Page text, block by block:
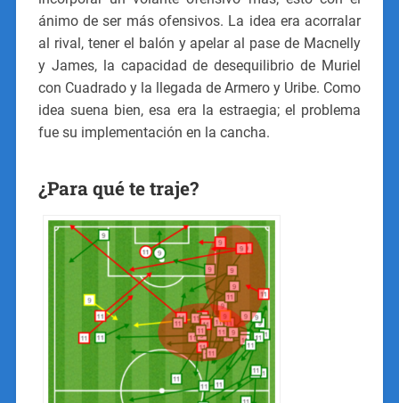
ánimo de ser más ofensivos. La idea era acorralar
al rival, tener el balón y apelar al pase de Macnelly
y James, la capacidad de desequilibrio de Muriel
con Cuadrado y la llegada de Armero y Uribe. Como
idea suena bien, esa era la estraegia; el problema
fue su implementación en la cancha.
¿Para qué te traje?